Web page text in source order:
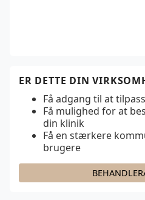
ER DETTE DIN
Få adgang til at
Få mulighed for at
din klinik
Få en stærkere
brugere